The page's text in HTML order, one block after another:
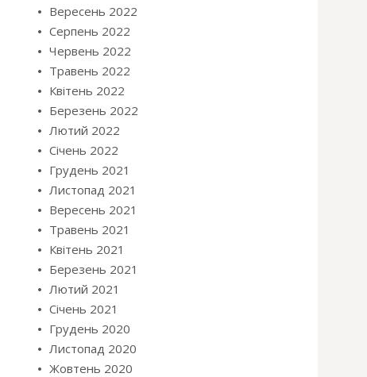
Вересень 2022
Серпень 2022
Червень 2022
Травень 2022
Квітень 2022
Березень 2022
Лютий 2022
Січень 2022
Грудень 2021
Листопад 2021
Вересень 2021
Травень 2021
Квітень 2021
Березень 2021
Лютий 2021
Січень 2021
Грудень 2020
Листопад 2020
Жовтень 2020